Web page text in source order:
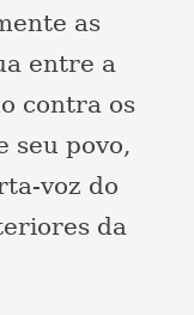
as
entre a
contra os
seu povo,
voz do
da